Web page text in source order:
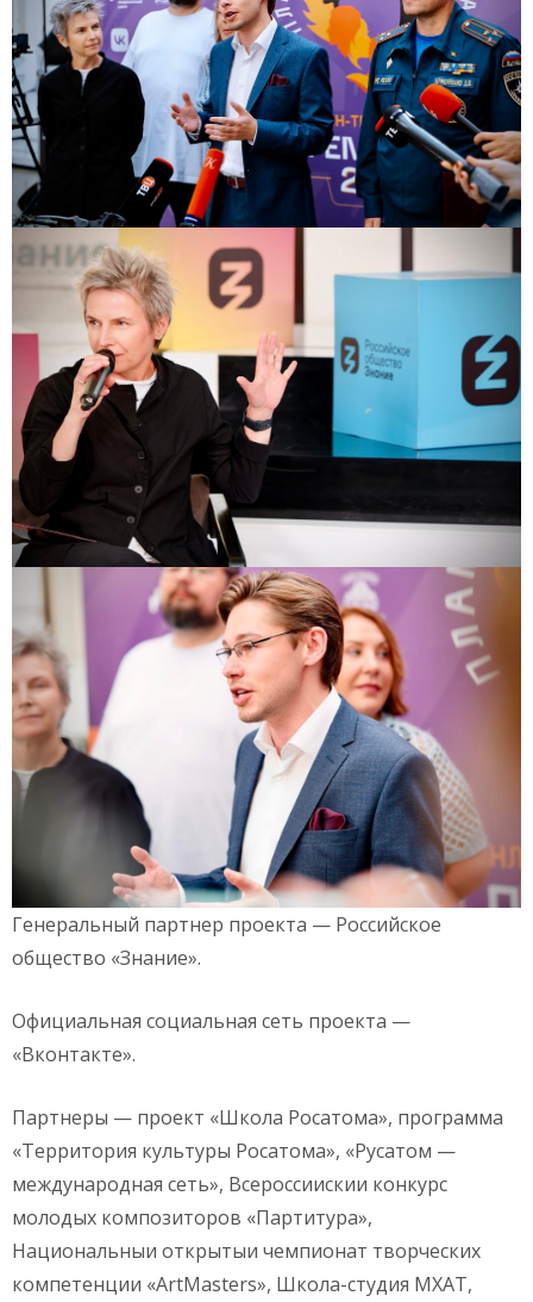
Генеральный партнер проекта — Российское
общество «Знание».
Официальная социальная сеть проекта —
«Вконтакте».
Партнеры — проект «Школа Росатома», программа
«Территория культуры Росатома», «Русатом —
международная сеть», Всероссии‌скии‌ конкурс
молодых композиторов «Партитура»,
Национальныи‌ открытыи‌ чемпионат творческих
компетенции‌ «ArtMasters», Школа-студия МХАТ,